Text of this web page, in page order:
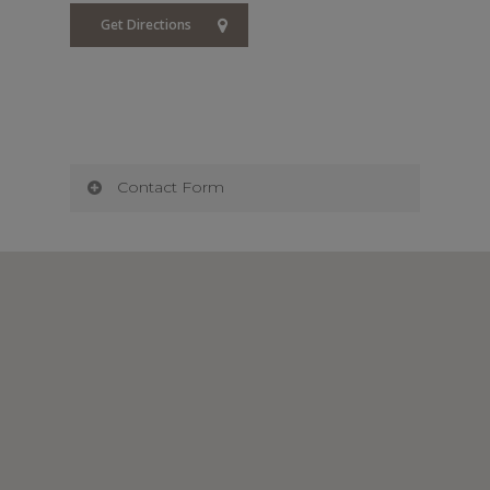
Get Directions
Contact Form